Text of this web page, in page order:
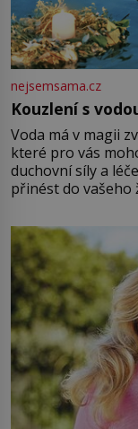
nejsemsama.cz
Kouzlení s
Voda má v magii
které pro vás
duchovní síly a
přinést do vašeho
můžete obohatit
větší harmonii a